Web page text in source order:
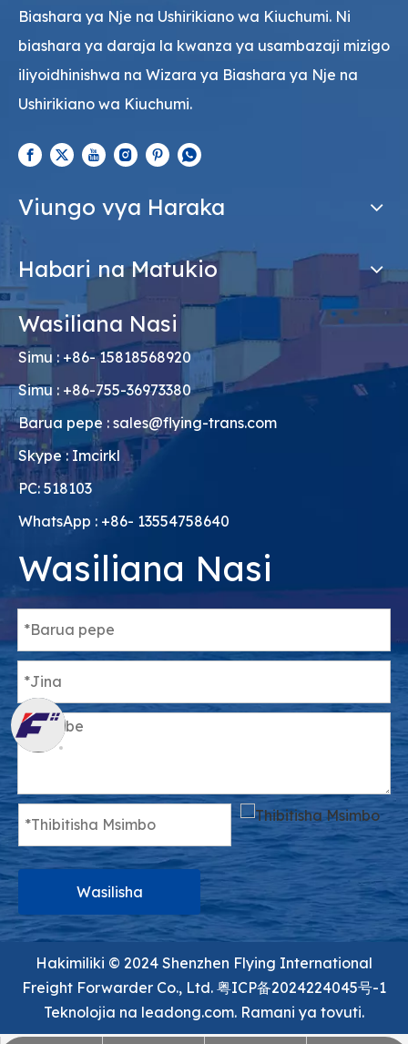
Biashara ya Nje na Ushirikiano wa Kiuchumi. Ni
biashara ya daraja la kwanza ya usambazaji mizigo
iliyoidhinishwa na Wizara ya Biashara ya Nje na
Ushirikiano wa Kiuchumi.
Viungo vya Haraka
Habari na Matukio
Wasiliana Nasi
Simu : +86- 15818568920
Simu : +86-755-36973380
Barua pepe : sales@flying-trans.com
Skype : Imcirkl
PC: 518103
WhatsApp : +86- 13554758640
Wasiliana Nasi
Wasilisha
Hakimiliki ©️ 2024 Shenzhen Flying International
Freight Forwarder Co., Ltd. 粤ICP备2024224045号-1
Teknolojia na leadong.com. Ramani ya tovuti.